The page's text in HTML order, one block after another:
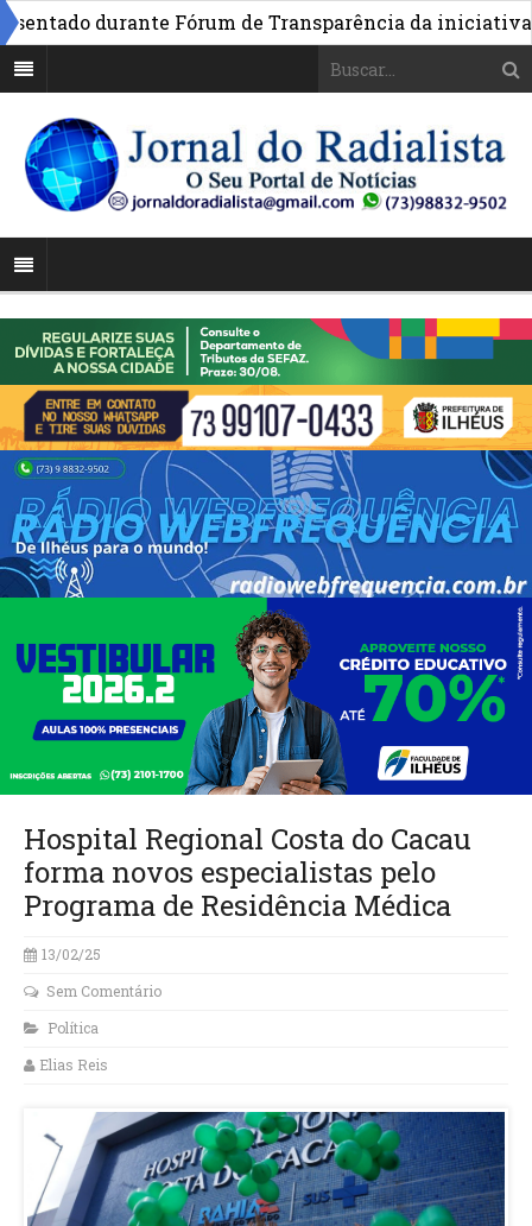
durante Fórum de Transparência da iniciativa em
Hospital Regional Costa do Cacau
forma novos especialistas pelo
Programa de Residência Médica
13/02/25
Sem Comentário
Política
Elias Reis